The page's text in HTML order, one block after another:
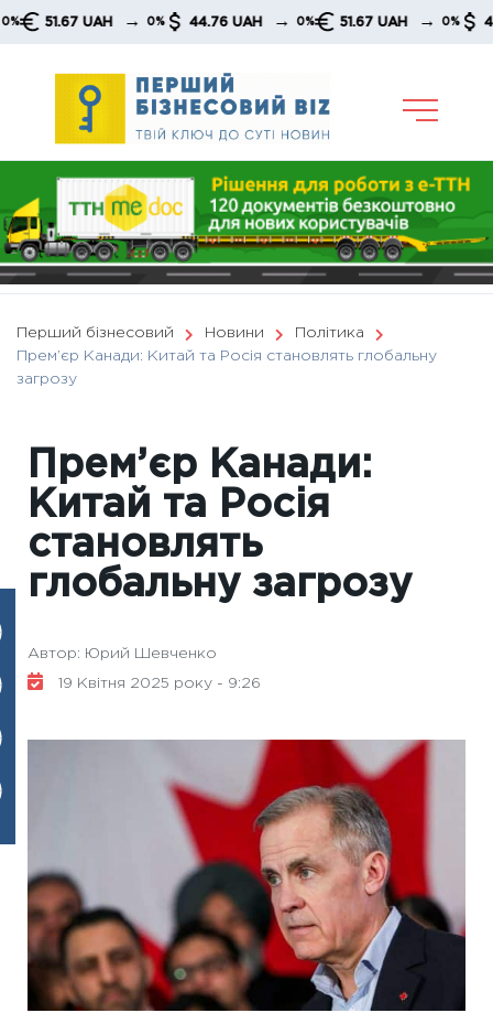
Skip
51.67 UAH → 0% 44.76 UAH → 0% 51.67 UAH → 0% 44.76
Перший бізнесовий Новини
Політика
Прем’єр Канади: Китай та Росія становлять глобальну
загрозу
Прем’єр Канади:
Китай та Росія
становлять
глобальну загрозу
Автор: Юрий Шевченко
19 Квітня 2025 року - 9:26